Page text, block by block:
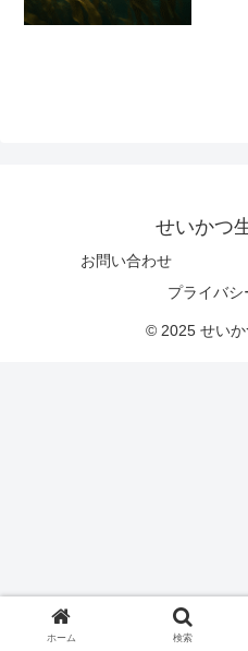
せいかつ
お問い合わせ
プライバシ
© 2025 せいか
ホーム 検索